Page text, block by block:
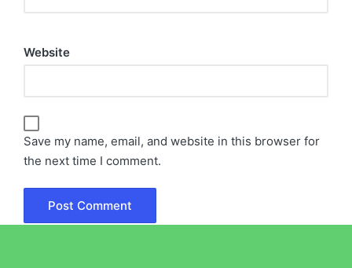
Website
Save my name, email, and website in this browser for
the next time I comment.